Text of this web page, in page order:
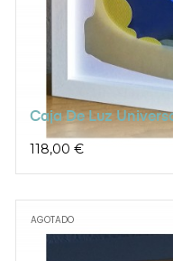
Caja De Luz
Precio
118,00 €
AGOTADO